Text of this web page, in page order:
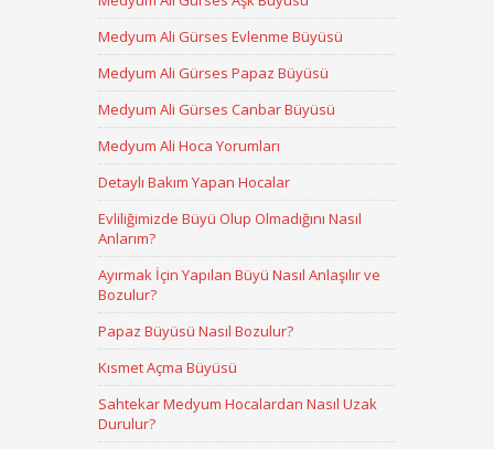
Medyum Ali Gürses Evlenme Büyüsü
Medyum Ali Gürses Papaz Büyüsü
Medyum Ali Gürses Canbar Büyüsü
Medyum Ali Hoca Yorumları
Detaylı Bakım Yapan Hocalar
Evliliğimizde Büyü Olup Olmadığını Nasıl
Anlarım?
Ayırmak İçin Yapılan Büyü Nasıl Anlaşılır ve
Bozulur?
Papaz Büyüsü Nasıl Bozulur?
Kısmet Açma Büyüsü
Sahtekar Medyum Hocalardan Nasıl Uzak
Durulur?